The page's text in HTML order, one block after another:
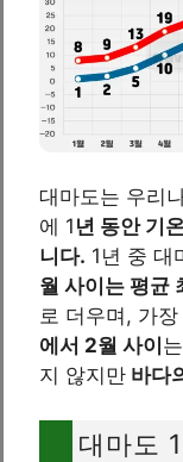
대마도는 우리
에 1 년 동안 기
니다. 1년 중 대
월 사이는 평균
로 더우며, 가
에서 2월 사이
지 않지만 바다
대마도